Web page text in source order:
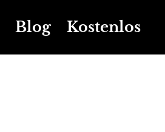
Blog Kostenlos